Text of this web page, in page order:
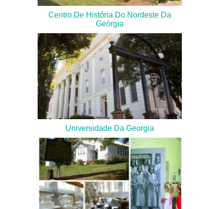
Centro De História Do Nordeste Da
Geórgia
Universidade Da Georgia